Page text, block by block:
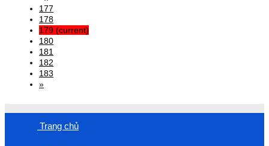
177
178
179 (current)
180
181
182
183
»
Trang chủ